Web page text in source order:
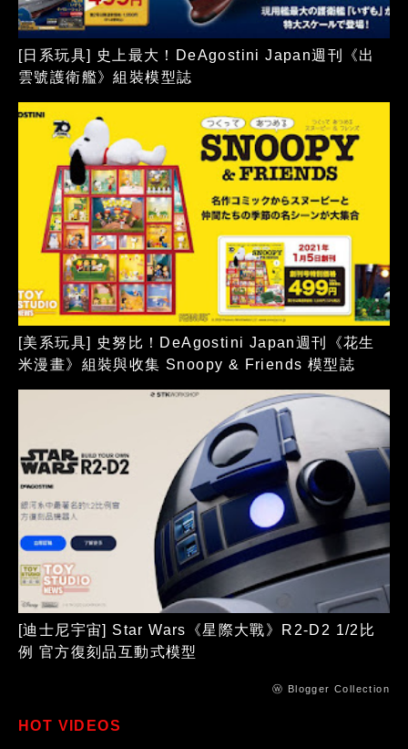
[日系玩具] 史上最大！DeAgostini Japan週刊《出
雲號護衛艦》組裝模型誌
[美系玩具] 史努比！DeAgostini Japan週刊《花生
米漫畫》組裝與收集 Snoopy & Friends 模型誌
[迪士尼宇宙] Star Wars《星際大戰》R2-D2 1/2比
例 官方復刻品互動式模型
ⓦ Blogger Collection
HOT VIDEOS